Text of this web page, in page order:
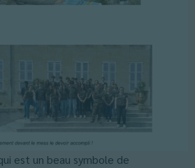
est un beau symbole de